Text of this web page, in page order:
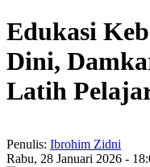
Edukasi
Dini,
Latih
Penulis: Ibrohim Zidni
Rabu, 28 Januari 2026 -